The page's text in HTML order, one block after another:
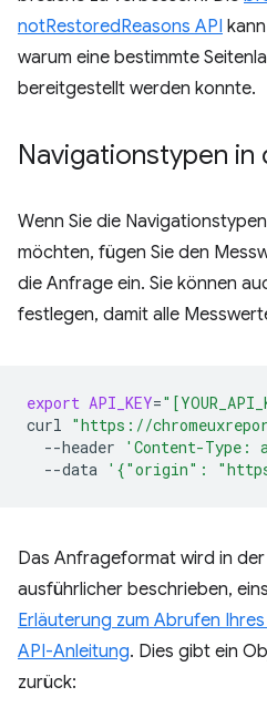
notRestoredReasons API
warum eine bestimmte
bereitgestellt werden konnte.
Navigationstypen in
Wenn Sie die
möchten, fügen Sie den
die Anfrage ein. Sie können
festlegen, damit alle
export API_KEY=
curl "https://
--header
'Content-Type:
--data '{"origin":
Das Anfrageformat wird in der
ausführlicher beschrieben,
Erläuterung zum Abrufen
API-Anleitung. Dies gibt ein
zurück: